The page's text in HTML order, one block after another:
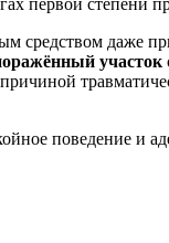
первой степени
средством даже
участок
поведение и